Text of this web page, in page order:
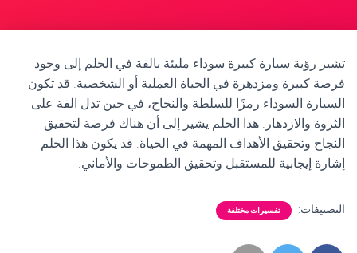
تشير رؤية سيارة كبيرة سوداء مليئة بالفة في الحلم إلى وجود
فرصة كبيرة ومزدهرة في الحياة العملية أو الشخصية. قد تكون
السيارة السوداء رمزًا للسلطة والنجاح، في حين تدل الفة على
الثروة والازدهار. هذا الحلم يشير إلى أن هناك فرصة لتحقيق
النجاح وتحقيق الأهداف المهمة في الحياة. قد يكون هذا الحلم
إشارة إيجابية للمستقبل وتحقيق الطموحات والأماني.
التصنيفات: تفسيرات مختلفة